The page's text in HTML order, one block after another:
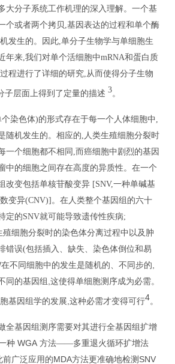
大分子系统工作机理的深入理解。一个基
个或者两个拷贝 ,基因表达的过程和单个酶
发生的。因此,单分子生物学与单细胞生
年来,我们对单个活细胞中mRNA和蛋白质
过程进行了详细的研究,从而使得分子生物
子层面上得到了定量的描述 3。
个染色体)的形式存在于每一个人体细胞中
随机发生的。相应的 人类生殖细胞分裂时
一个细胞都不相同 而癌细胞中剧烈的基因
中的细胞之间存在高度的异质性。在一个
改变包括单核苷酸变异 [SNV,一种单碱基
变异(CNV)] 。在人类整个基因组的六十
定的SNV就可能导致遗传性疾病;
殖细胞分裂时的染色体分离过程中以及肿
错误(包括插入、缺失、染色体倒位和易
在不同细胞中的发生是随机的、不同步的
同的基因组 这使得单细胞测序成为必需。
基因组学的发展 这种必需才变得可行4。
全基因组测序需要对其进行全基因组扩增
种 WGA 方法——多重退火循环扩增法
前广泛应用的MDA方法更准确地检测 SNV